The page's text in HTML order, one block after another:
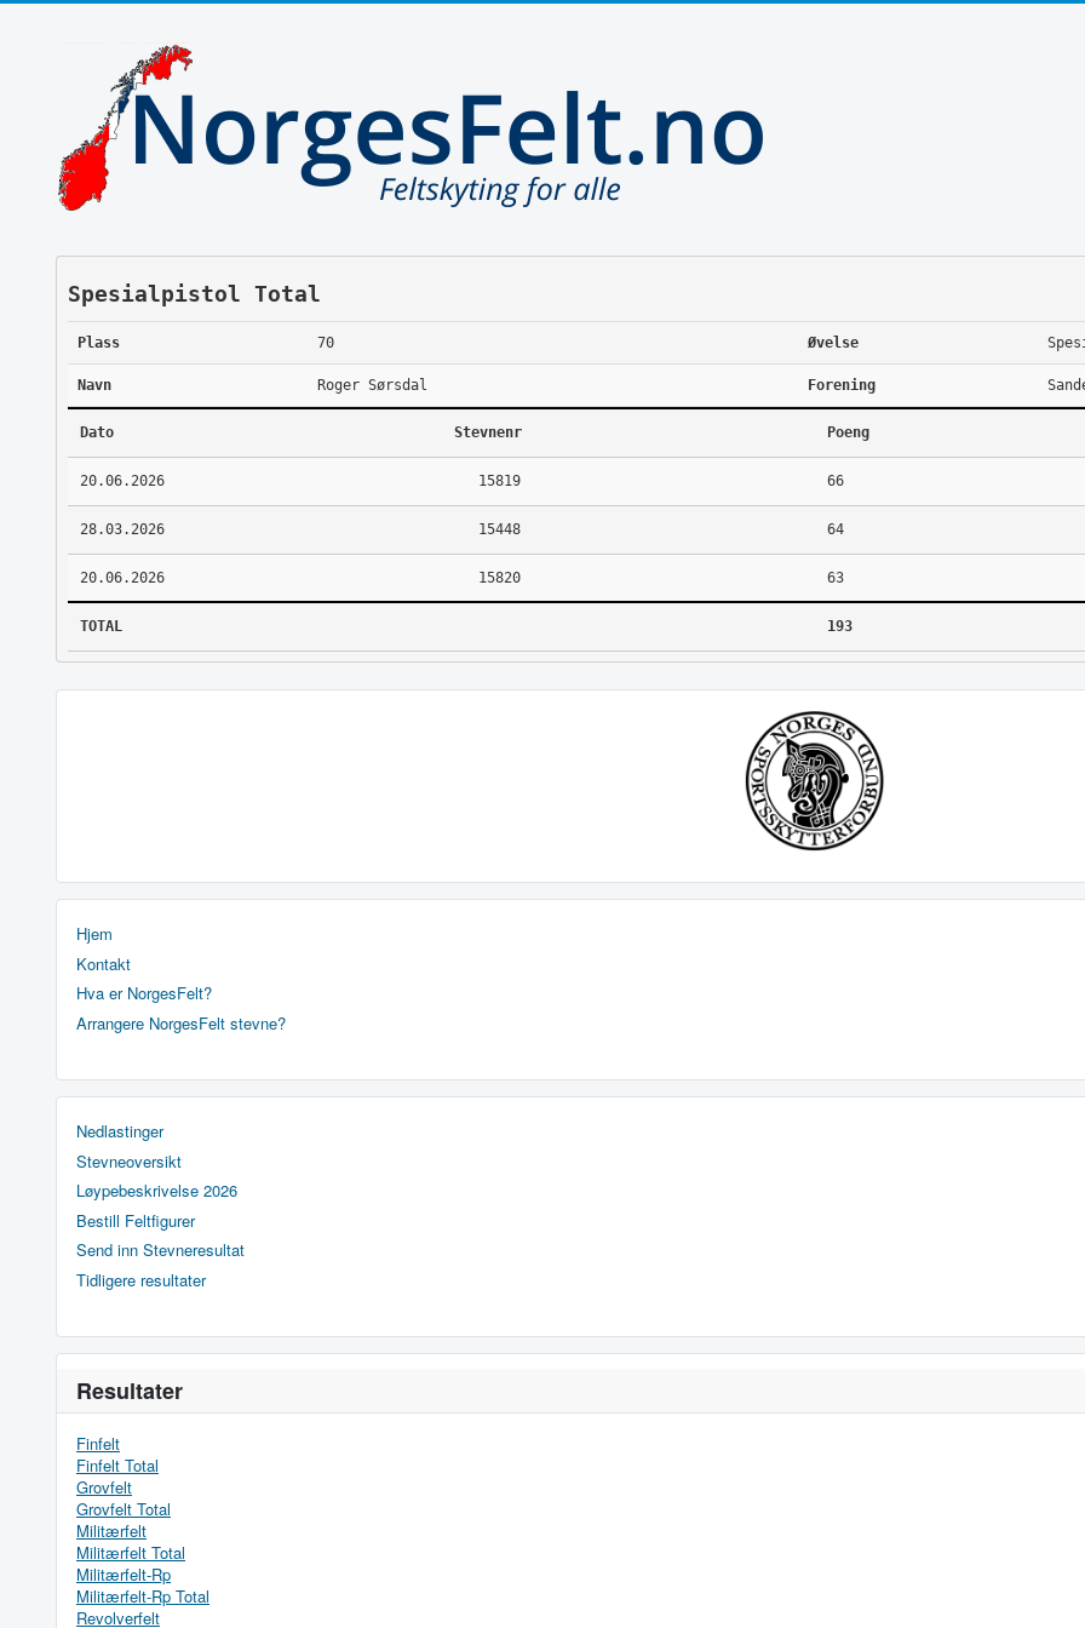
Spesialpistol Total
Plass 70 Øvelse
Navn Roger Sørsdal Forening
Dato Stevnenr Poeng
20.06.2026 15819 66
28.03.2026 15448 64
20.06.2026 15820 63
TOTAL 193
Hjem
Kontakt
Hva er NorgesFelt?
Arrangere NorgesFelt stevne?
Nedlastinger
Stevneoversikt
Løypebeskrivelse 2026
Bestill Feltfigurer
Send inn Stevneresultat
Tidligere resultater
Resultater
Finfelt
Finfelt Total
Grovfelt
Grovfelt Total
Militærfelt
Militærfelt Total
Militærfelt-Rp
Militærfelt-Rp Total
Revolverfelt